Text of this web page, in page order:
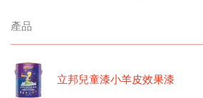
產品
立邦兒童漆小羊皮效果漆